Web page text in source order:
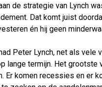
de strategie van Lynch
Dat komt juist
én hij geen
Peter Lynch, net als vele
lange termijn. Het grootste
Er komen recessies en er